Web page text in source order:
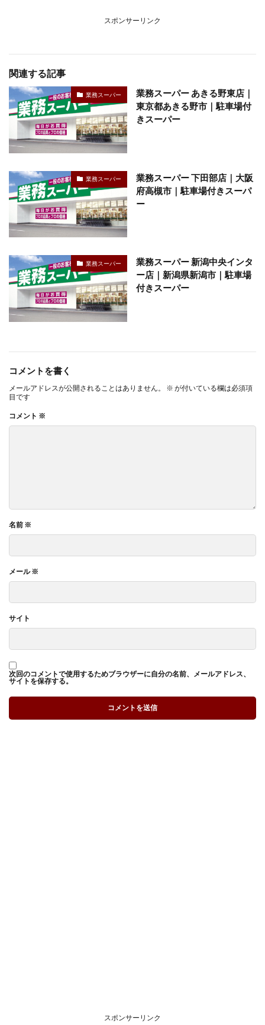
スポンサーリンク
関連する記事
業務スーパー
業務スーパー あきる野東店｜
東京都あきる野市｜駐車場付
きスーパー
業務スーパー
業務スーパー 下田部店｜大阪
府高槻市｜駐車場付きスーパ
ー
業務スーパー
業務スーパー 新潟中央インタ
ー店｜新潟県新潟市｜駐車場
付きスーパー
コメントを書く
メールアドレスが公開されることはありません。 ※ が付いている欄は必須項
目です
コメント ※
名前 ※
メール※
サイト
次回のコメントで使用するためブラウザーに自分の名前、メールアドレス、
サイトを保存する。
スポンサーリンク